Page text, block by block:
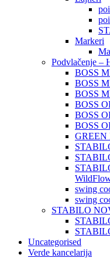
Markeri
Podvlačenje –
BOSS
BOSS
BOSS
BOSS
BOSS
BOSS
GREEN
swing
swing
STABILO
Uncategorised
Verde kancelarija